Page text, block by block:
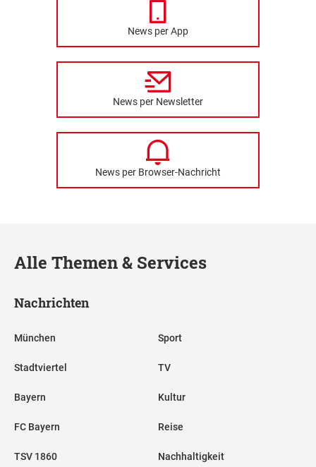
News per App
News per Newsletter
News per Browser-Nachricht
Alle Themen & Services
Nachrichten
München
Stadtviertel
Bayern
FC Bayern
TSV 1860
Sport
TV
Kultur
Reise
Nachhaltigkeit